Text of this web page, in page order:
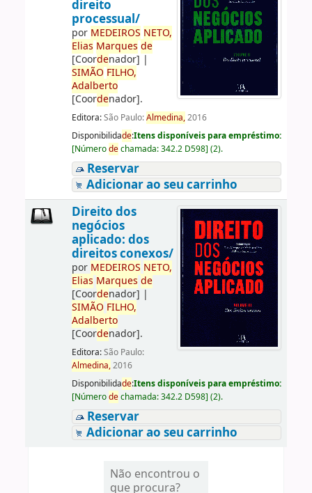
direito
processual/
por MEDEIROS NETO,
Elias Marques de
[Coordenador] |
SIMÃO FILHO,
Adalberto
[Coordenador].
Editora:São Paulo:Almedina,2016
Disponibilidade:Itens disponíveis para empréstimo:
[Númerodechamada:342.2 D598] (2).
Reservar
Adicionar ao seu carrinho
Direito dos
negócios
aplicado: dos
direitos conexos/
por MEDEIROS NETO,
Elias Marques de
[Coordenador] |
SIMÃO FILHO,
Adalberto
[Coordenador].
Editora:São Paulo:
Almedina,2016
Disponibilidade:Itens disponíveis para empréstimo:
[Númerodechamada:342.2 D598] (2).
Reservar
Adicionar ao seu carrinho
Não encontrou o
que procura?